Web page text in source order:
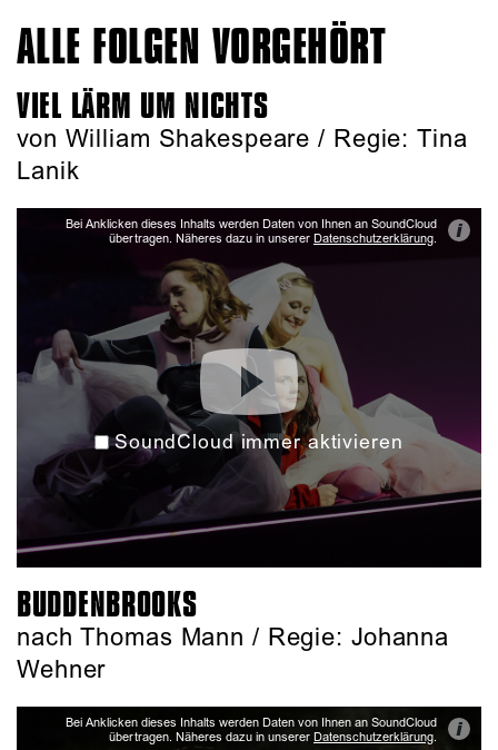
ALLE FOLGEN VORGEHÖRT
VIEL LÄRM UM NICHTS
von William Shakespeare / Regie: Tina
Lanik
Bei Anklicken dieses Inhalts werden Daten von Ihnen an SoundCloud
übertragen. Näheres dazu in unserer Datenschutzerklärung. i
SoundCloud immer aktivieren
BUDDENBROOKS
nach Thomas Mann / Regie: Johanna
Wehner
Bei Anklicken dieses Inhalts werden Daten von Ihnen an SoundCloud
übertragen. Näheres dazu in unserer Datenschutzerklärung. i